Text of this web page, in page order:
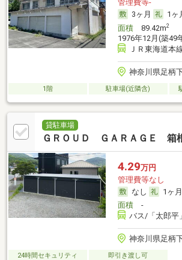
管理費等-
3ヶ月
1ヶ
面積89.42m2
1976年12月(築49
ＪＲ東海道本
神奈川県足柄
1階 駐車場(近隣含)
貸駐車場
ＧＲＯＵＤ ＧＡＲＡＧＥ 箱
4.29万円
管理費等なし
なし
1ヶ月
面積-
バス/「太郎平
神奈川県足柄
24時間セキュリティ 即引き渡し可